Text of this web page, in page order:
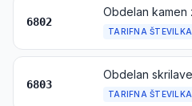
6802
TARIFNA ŠTEVILKA
6803
TARIFNA ŠTEVILKA